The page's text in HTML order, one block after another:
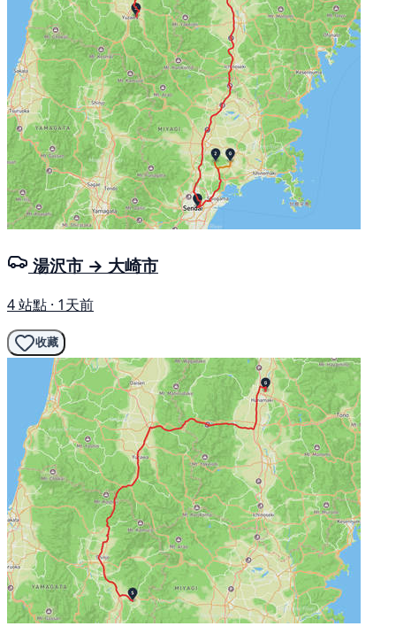
湯沢市 → 大崎市
4 站點 · 1天前
收藏